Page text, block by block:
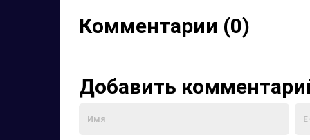
Комментарии (0)
Добавить